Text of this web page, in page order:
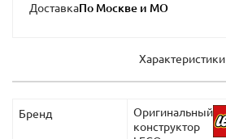
Доставка
Характеристики
Бренд
Оригинальный
конструктор